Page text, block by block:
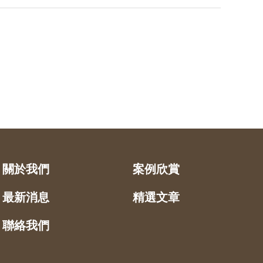
關於我們
案例欣賞
最新消息
精選文章
聯絡我們